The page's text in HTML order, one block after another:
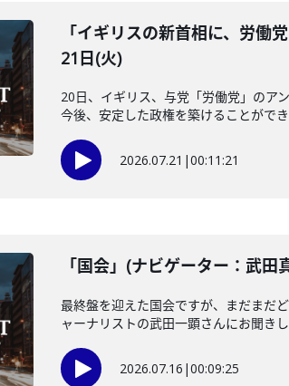
「イギリスの新首相に、労働
21日(火)
20日、イギリス、与党「労働党」のア
今後、安定した政権を築けることがで
2026.07.21 |00:11:21
「国会」(ナビゲーター：武
最終盤を迎えた国会ですが、まだまだ
ャーナリストの武田一顕さんにお聞き
2026.07.16 |00:09:25